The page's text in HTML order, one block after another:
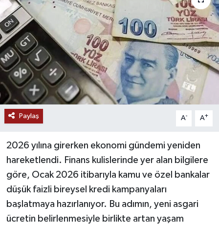
Paylaş A- A+
2026 yılına girerken ekonomi gündemi yeniden
hareketlendi. Finans kulislerinde yer alan bilgilere
göre, Ocak 2026 itibarıyla kamu ve özel bankalar
düşük faizli bireysel kredi kampanyaları
başlatmaya hazırlanıyor. Bu adımın, yeni asgari
ücretin belirlenmesiyle birlikte artan yaşam
Ekonomi
Genel
Gündem
Haberde İnsan
Kültür Sanat
Magazin
Sağlık
Son Dakika